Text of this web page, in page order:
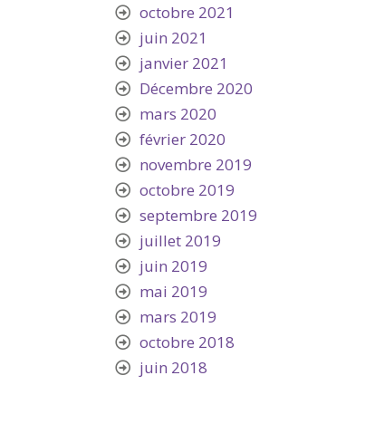
octobre 2021
juin 2021
janvier 2021
Décembre 2020
mars 2020
février 2020
novembre 2019
octobre 2019
septembre 2019
juillet 2019
juin 2019
mai 2019
mars 2019
octobre 2018
juin 2018